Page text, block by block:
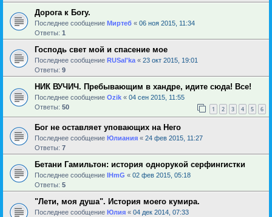
Дорога к Богу.
Последнее сообщение Миртеб « 06 ноя 2015, 11:34
Ответы: 1
Господь свет мой и спасение мое
Последнее сообщение RUSal'ka « 23 окт 2015, 19:01
Ответы: 9
НИК ВУЧИЧ. Пребывающим в хандре, идите сюда! Все!
Последнее сообщение Ozik « 04 сен 2015, 11:55
Ответы: 50 1 2 3 4 5 6
Бог не оставляет уповающих на Него
Последнее сообщение Юлиания « 24 фев 2015, 11:27
Ответы: 7
Бетани Гамильтон: история однорукой серфингистки
Последнее сообщение IHmG « 02 фев 2015, 05:18
Ответы: 5
"Лети, моя душа". История моего кумира.
Последнее сообщение Юлия « 04 дек 2014, 07:33